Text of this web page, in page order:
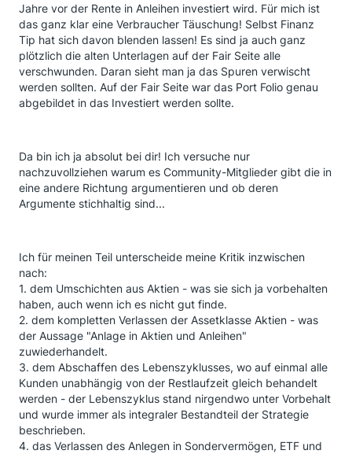
Jahre vor der Rente in Anleihen investiert wird. Für mich ist
das ganz klar eine Verbraucher Täuschung! Selbst Finanz
Tip hat sich davon blenden lassen! Es sind ja auch ganz
plötzlich die alten Unterlagen auf der Fair Seite alle
verschwunden. Daran sieht man ja das Spuren verwischt
werden sollten. Auf der Fair Seite war das Port Folio genau
abgebildet in das Investiert werden sollte.
Da bin ich ja absolut bei dir! Ich versuche nur
nachzuvollziehen warum es Community-Mitglieder gibt die in
eine andere Richtung argumentieren und ob deren
Argumente stichhaltig sind...
Ich für meinen Teil unterscheide meine Kritik inzwischen
nach:
1. dem Umschichten aus Aktien - was sie sich ja vorbehalten
haben, auch wenn ich es nicht gut finde.
2. dem kompletten Verlassen der Assetklasse Aktien - was
der Aussage "Anlage in Aktien und Anleihen"
zuwiederhandelt.
3. dem Abschaffen des Lebenszyklusses, wo auf einmal alle
Kunden unabhängig von der Restlaufzeit gleich behandelt
werden - der Lebenszyklus stand nirgendwo unter Vorbehalt
und wurde immer als integraler Bestandteil der Strategie
beschrieben.
4. das Verlassen des Anlegen in Sondervermögen, ETF und